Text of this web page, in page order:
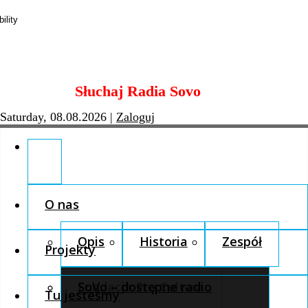
content
Słuchaj Radia Sovo
Saturday, 08.08.2026 | Zaloguj
O nas
Opis Historia Zespół
Fundacja Pro Cultura
Projekty
SoVo – dostępne radio
Tu jesteśmy